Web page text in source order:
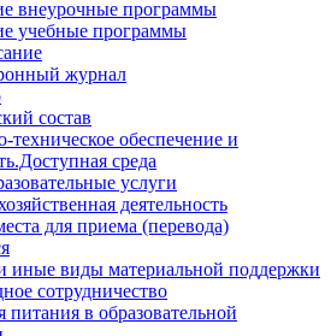
внеурочные программы
учебные программы
журнал
состав
техническое обеспечение и
среда
услуги
деятельность
для приема (перевода)
иные виды материальной поддержки
сотрудничество
питания в образовательной